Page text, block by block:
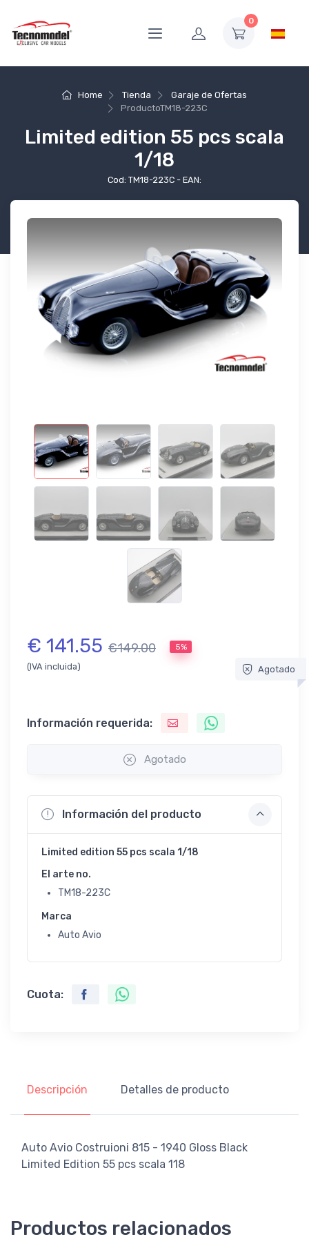
0
Home Tienda
Garaje de Ofertas
ProductoTM18-223C
Limited edition 55 pcs scala
1/18
Cod: TM18-223C - EAN:
€ 141.55 €149.00 5%
(IVA incluida) Agotado
Información requerida:
Agotado
Información del producto
Limited edition 55 pcs scala 1/18
El arte no.
TM18-223C
Marca
Auto Avio
Cuota:
Descripción Detalles de producto
Auto Avio Costruioni 815 - 1940 Gloss Black
Limited Edition 55 pcs scala 118
Productos relacionados